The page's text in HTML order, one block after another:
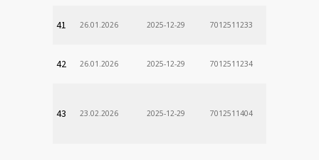
41 26.01.2026 2025-12-29 7012511233
42 26.01.2026 2025-12-29 7012511234
43 23.02.2026 2025-12-29 7012511404